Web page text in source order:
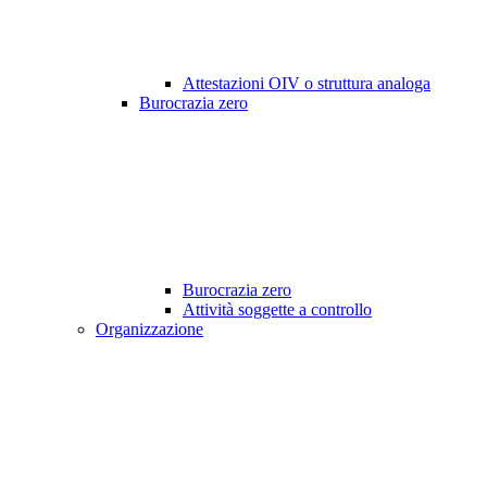
Attestazioni OIV o struttura analoga
Burocrazia zero
Burocrazia zero
Attività soggette a controllo
Organizzazione